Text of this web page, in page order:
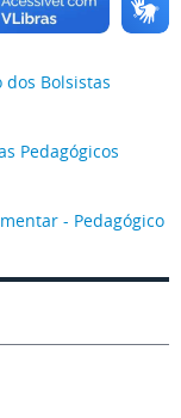
Bolsistas
dos Bolsistas
Pedagógicos
- Pedagógico